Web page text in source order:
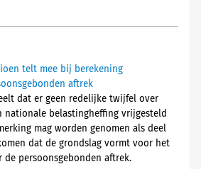
telt mee bij berekening
aftrek
dat er geen redelijke twijfel over
nationale belastingheffing vrijgesteld
mag worden genomen als deel
dat de grondslag vormt voor het
de persoonsgebonden aftrek.